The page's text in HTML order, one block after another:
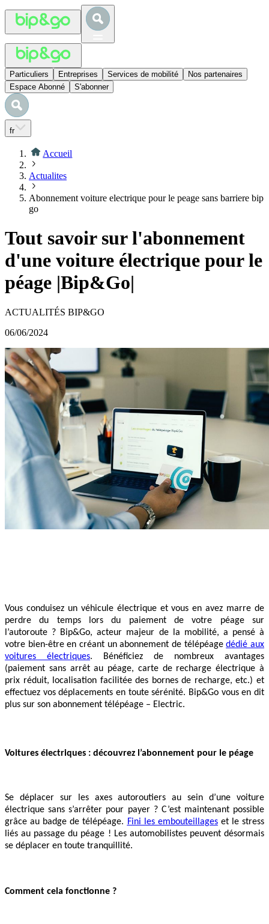
Particuliers Entreprises Services de mobilité
Nos partenaires
Espace Abonné
S'abonner
fr
Accueil
Actualites
Abonnement voiture electrique pour le peage sans barriere bip
go
Tout savoir sur l'abonnement
d'une voiture électrique pour le
péage |Bip&Go|
ACTUALITÉS BIP&GO
06/06/2024
Vous conduisez un véhicule électrique et vous en avez marre de
perdre du temps lors du paiement de votre péage sur
l’autoroute ? Bip&Go, acteur majeur de la mobilité, a pensé à
votre bien-être en créant un abonnement de télépéagedédié aux
voitures électriques. Bénéficiez de nombreux avantages
(paiement sans arrêt au péage, carte de recharge électrique à
prix réduit, localisation facilitée des bornes de recharge, etc.) et
effectuez vos déplacements en toute sérénité. Bip&Go vous en dit
plus sur son abonnement télépéage – Electric.
Voitures électriques : découvrez l’abonnement pour le péage
Se déplacer sur les axes autoroutiers au sein d’une voiture
électrique sans s’arrêter pour payer ? C’est maintenant possible
grâce au badge de télépéage. Fini les embouteillageset le stress
liés au passage du péage ! Les automobilistes peuvent désormais
se déplacer en toute tranquillité.
Comment cela fonctionne ?